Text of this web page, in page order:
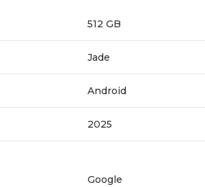
512 GB
Jade
Android
2025
Google